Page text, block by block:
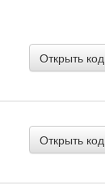
Открыть код
Открыть код